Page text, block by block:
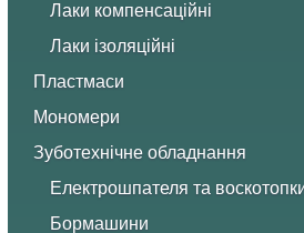
Лаки компенсаційні
Лаки ізоляційні
Пластмаси
Мономери
Зуботехнічне обладнання
Електрошпателя та
Бормашини